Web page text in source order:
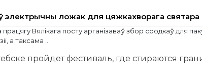
электрычны ложак для цяжкахворага святара
працягу Вялікага посту арганізаваў збор сродкаў для
а таксама ...